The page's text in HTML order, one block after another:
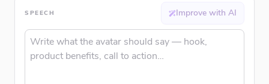
SPEECH Improve with AI